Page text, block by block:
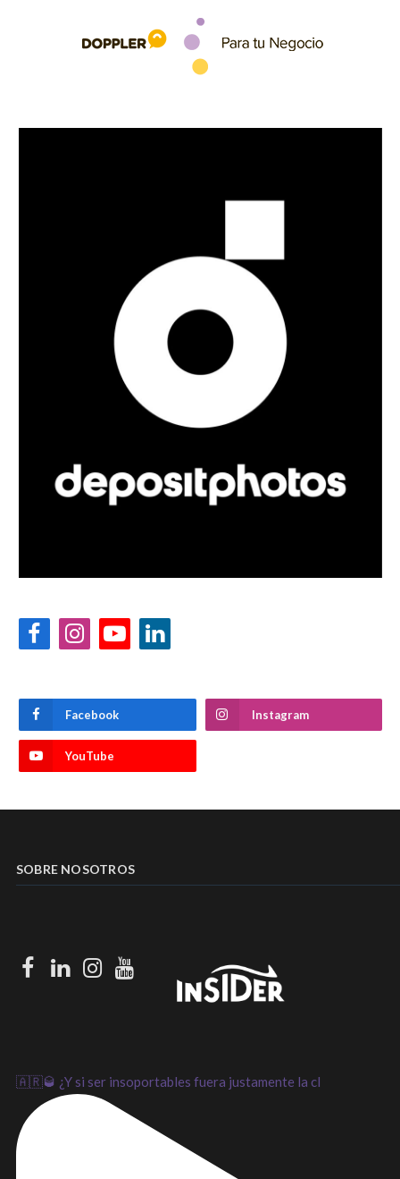
FacebookInstagramYouTubeLinkedIn
Facebook Instagram
YouTube
SOBRE NOSOTROS
Facebook
LinkedIn
Instagram
Youtube
🇦🇷🥃 ¿Y si ser insoportables fuera justamente la cl